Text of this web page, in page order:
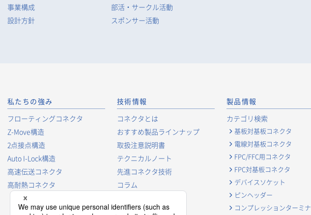
事業構成
設計方針
部活・サークル活動
スポンサー活動
私たちの強み
フローティングコネクタ
Z-Move構造
2点接点構造
Auto I-Lock構造
高速伝送コネクタ
高耐熱コネクタ
技術情報
コネクタとは
おすすめ製品ラインナップ
取扱注意説明書
テクニカルノート
先進コネクタ技術
コラム
コネクタ用語集
製品情報
カテゴリ検索
基板対基板コネクタ
電線対基板コネクタ
FPC/FFC用コネクタ
FPC対基板コネクタ
デバイスソケット
ピンヘッダー
コンプレッションターミ